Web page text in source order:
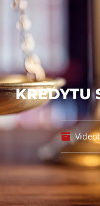
KREDYTU